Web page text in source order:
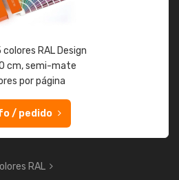
colores RAL Design
cm, semi-mate
por página
/ pedido
RAL